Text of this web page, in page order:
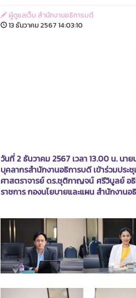
ผู้ดูแลเว็บ สำนักงานอธิการบดี
13 ธันวาคม 2567 14:03:10
วันที่ 2 ธันวาคม 2567 เวลา 13.00 น. น
บุคลากรสำนักงานอธิการบดี เข้าร่วมปร
ศาสตราจารย์ ดร.ชุติกาญจน์ ศรีวิบูลย์ อ
ราชการ กองนโยบายและแผน สำนักงาน